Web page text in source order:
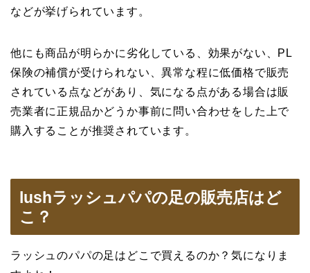
などが挙げられています。
他にも商品が明らかに劣化している、効果がない、PL
保険の補償が受けられない、異常な程に低価格で販売
されている点などがあり、気になる点がある場合は販
売業者に正規品かどうか事前に問い合わせをした上で
購入することが推奨されています。
lushラッシュパパの足の販売店はど
こ？
ラッシュのパパの足はどこで買えるのか？気になりま